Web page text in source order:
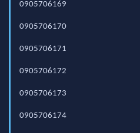
0905706169
0905706170
0905706171
0905706172
0905706173
0905706174